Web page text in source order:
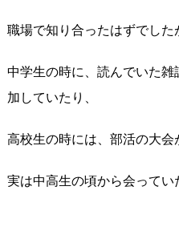
職場で知り合ったはずでした
中学生の時に、読んでいた
加していたり、
高校生の時には、部活の大会
実は中高生の頃から会って